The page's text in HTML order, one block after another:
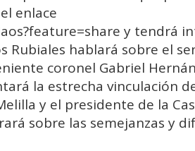
enlace
y tendrá
Rubiales hablará sobre el
coronel Gabriel
la estrecha vinculación
y el presidente de la
sobre las semejanzas y